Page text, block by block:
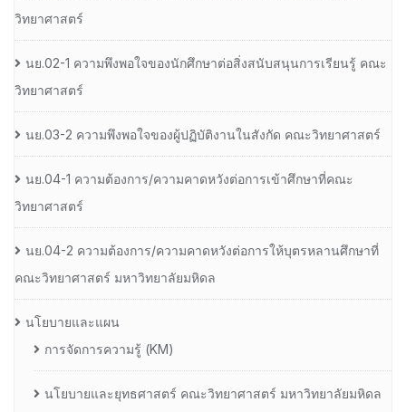
วิทยาศาสตร์
นย.02-1 ความพึงพอใจของนักศึกษาต่อสิ่งสนับสนุนการเรียนรู้ คณะ
วิทยาศาสตร์
นย.03-2 ความพึงพอใจของผู้ปฏิบัติงานในสังกัด คณะวิทยาศาสตร์
นย.04-1 ความต้องการ/ความคาดหวังต่อการเข้าศึกษาที่คณะ
วิทยาศาสตร์
นย.04-2 ความต้องการ/ความคาดหวังต่อการให้บุตรหลานศึกษาที่
คณะวิทยาศาสตร์ มหาวิทยาลัยมหิดล
นโยบายและแผน
การจัดการความรู้ (KM)
นโยบายและยุทธศาสตร์ คณะวิทยาศาสตร์ มหาวิทยาลัยมหิดล